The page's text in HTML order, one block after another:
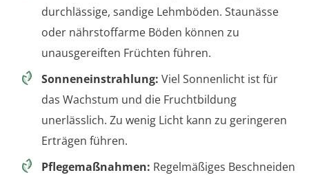
durchlässige, sandige Lehmböden. Staunässe
oder nährstoffarme Böden können zu
unausgereiften Früchten führen.
Sonneneinstrahlung: Viel Sonnenlicht ist für
das Wachstum und die Fruchtbildung
unerlässlich. Zu wenig Licht kann zu geringeren
Erträgen führen.
Pflegemaßnahmen: Regelmäßiges Beschneiden